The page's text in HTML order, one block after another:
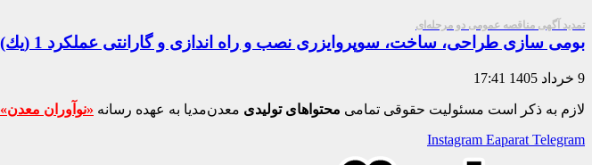
تمدید آگهی مناقصه عمومی دو مرحله‌ای
بومی سازی طراحی، ساخت، سوپروايزری نصب و راه اندازی و گارانتی عملكرد 1 (يك) دستگاه الكتروموتور سه فاز 315 كيلو واتAC شرکت جهان فولاد سیرجان
9 خرداد 1405 17:41
لازم به ذکر است مسئولیت حقوقی تمامی محتواهای تولیدی معدن‌مدیا به عهده رسانه «نوآوران معدن»
Instagram Eaparat Telegram